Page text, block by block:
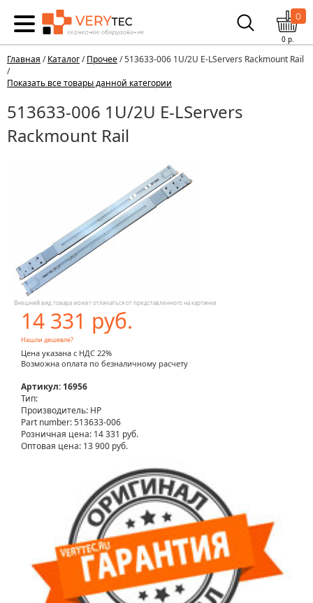
0
0р.
Главная /Каталог/Прочее/ 513633-006 1U/2U E-LServers Rackmount Rail
/
Показать все товары данной категории
513633-006 1U/2U E-LServers
Rackmount Rail
Внешний вид товара может отличаться от представленного на картинке
14 331 руб.
Нашли дешевле?
Цена указана с НДС 22%
Возможна оплата по безналичному расчету
Артикул: 16956
Тип:
Производитель: HP
Part number: 513633-006
Розничная цена: 14 331 руб.
Оптовая цена: 13 900 руб.